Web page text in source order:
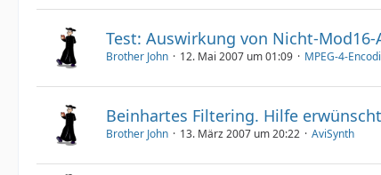
Test: Auswirkung von Nicht-
Brother John 12. Mai 2007 um 01:09 MPEG-4-
Beinhartes Filtering. Hilfe
Brother John 13. März 2007 um 20:22 AviSynth